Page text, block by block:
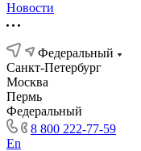
Новости
Федеральный
Санкт-Петербург
Москва
Пермь
Федеральный
8 800 222-77-59
En